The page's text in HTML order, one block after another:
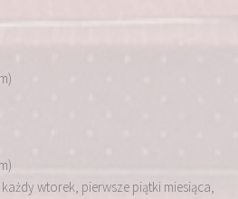
wtorek, pierwsze piątki miesiąca,